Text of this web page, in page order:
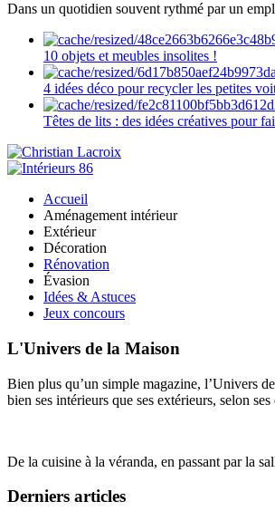
Dans un quotidien souvent rythmé par un
10 objets et meubles insolites !
4 idées déco pour recycler les petites
Têtes de lits : des idées créatives pour
Accueil
Aménagement intérieur
Extérieur
Décoration
Rénovation
Évasion
Idées & Astuces
Jeux concours
L'Univers de la Maison
Bien plus qu’un simple magazine, l’Univers
bien ses intérieurs que ses extérieurs, selon ses
De la cuisine à la véranda, en passant par la
Derniers articles